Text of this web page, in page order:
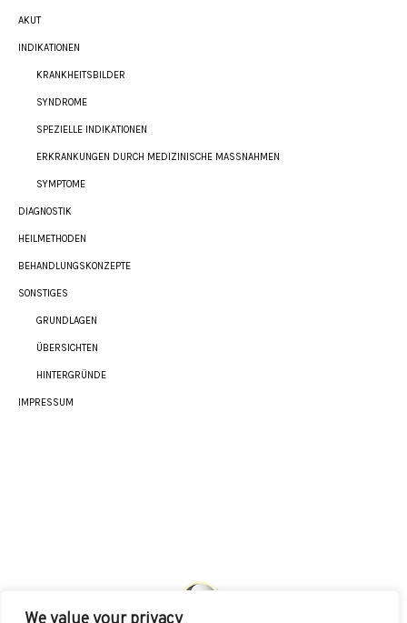
AKUT
INDIKATIONEN
KRANKHEITSBILDER
SYNDROME
SPEZIELLE INDIKATIONEN
ERKRANKUNGEN DURCH MEDIZINISCHE MASSNAHMEN
SYMPTOME
DIAGNOSTIK
HEILMETHODEN
BEHANDLUNGSKONZEPTE
SONSTIGES
GRUNDLAGEN
ÜBERSICHTEN
HINTERGRÜNDE
IMPRESSUM